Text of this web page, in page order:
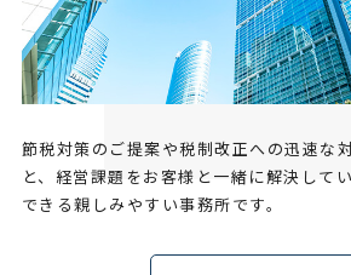
節税対策のご提案や税制改正への迅速な
と、経営課題をお客様と一緒に解決して
できる親しみやすい事務所です。